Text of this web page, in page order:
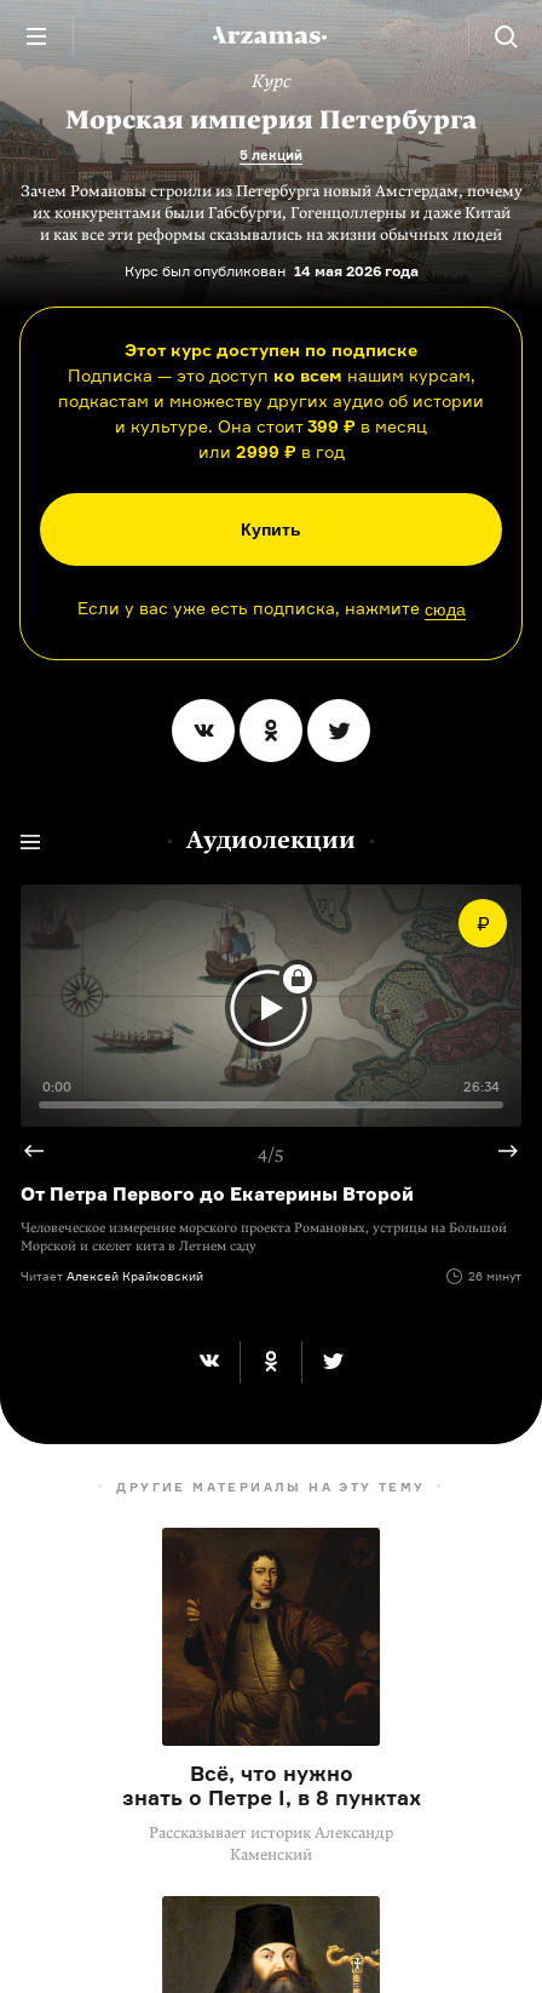
Курс
Морская империя Петербурга
5 лекций
Зачем Романовы строили из Петербурга новый Амстердам, почему
их конкурентами были Габсбурги, Гогенцоллерны и даже Китай
и как все эти реформы сказывались на жизни обычных людей
Курс был опубликован 14 мая 2026 года
Этот курс доступен по подписке
Подписка — это доступ ко всем нашим курсам,
подкастам и множеству других аудио об истории
и культуре. Она стоит399 ₽ в месяц
или 2999 ₽в год
Купить
Если у вас уже есть подписка, нажмите сюда
Аудиолекции
0:00 26:34
4/5
От Петра Первого до Екатерины Второй
Человеческое измерение морского проекта Романовых, устрицы на Большой
Морской и скелет кита в Летнем саду
Читает Алексей Крайковский 26 минут
ДРУГИЕ МАТЕРИАЛЫ НА ЭТУ ТЕМУ
Всё, что нужно
знать о Петре I, в 8 пунктах
Рассказывает историк Александр
Каменский